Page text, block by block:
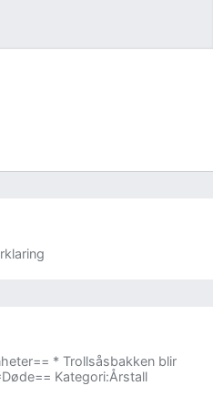
* Trollsåsbakken blir
Kategori:Årstall